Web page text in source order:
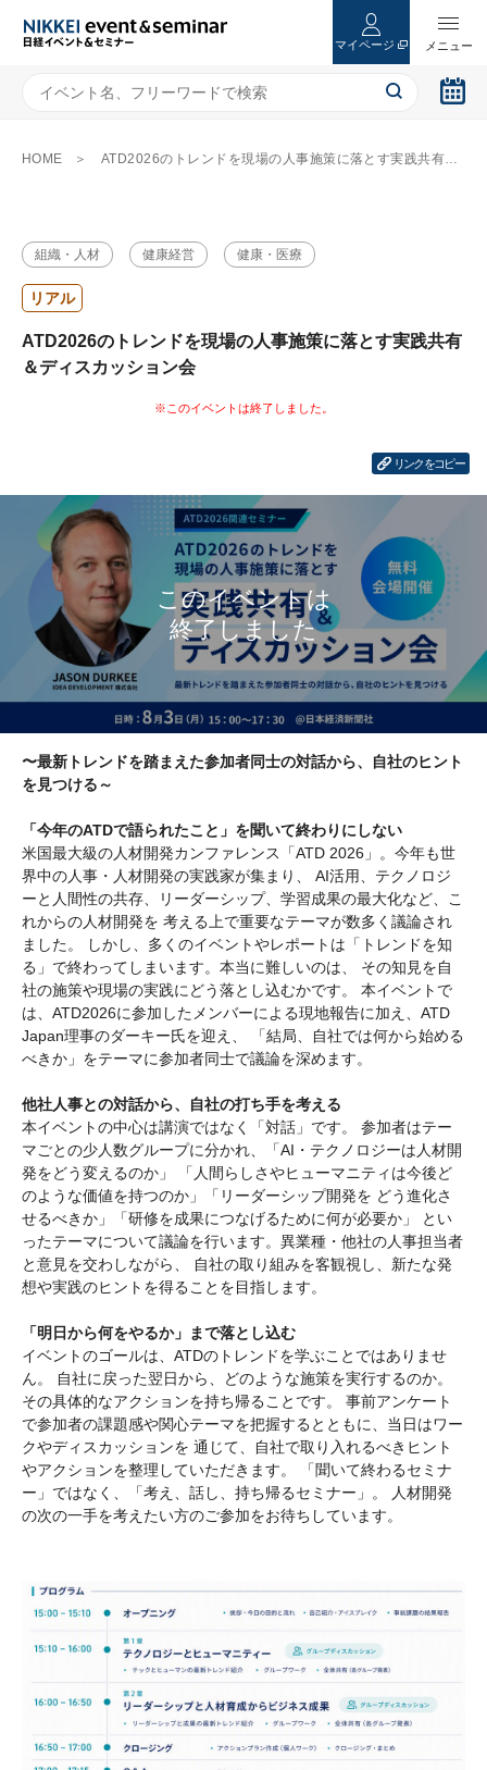
マイページ
HOME ATD2026のトレンドを現場の人事施策に落とす実践共有＆ディスカッション会
組織・人材 健康経営 健康・医療
リアル
ATD2026のトレンドを現場の人事施策に落とす実践共有
＆ディスカッション会
リンクをコピー
〜最新トレンドを踏まえた参加者同士の対話から、自社のヒント
を見つける～
「今年のATDで語られたこと」を聞いて終わりにしない
米国最大級の人材開発カンファレンス「ATD 2026」。今年も世
界中の人事・人材開発の実践家が集まり、 AI活用、テクノロジ
ーと人間性の共存、リーダーシップ、学習成果の最大化など、こ
れからの人材開発を 考える上で重要なテーマが数多く議論され
ました。 しかし、多くのイベントやレポートは「トレンドを知
る」で終わってしまいます。本当に難しいのは、 その知見を自
社の施策や現場の実践にどう落とし込むかです。 本イベントで
は、ATD2026に参加したメンバーによる現地報告に加え、ATD
Japan理事のダーキー氏を迎え、 「結局、自社では何から始める
べきか」をテーマに参加者同士で議論を深めます。
他社人事との対話から、自社の打ち手を考える
本イベントの中心は講演ではなく「対話」です。 参加者はテー
マごとの少人数グループに分かれ、「AI・テクノロジーは人材開
発をどう変えるのか」 「人間らしさやヒューマニティは今後ど
のような価値を持つのか」「リーダーシップ開発を どう進化さ
せるべきか」「研修を成果につなげるために何が必要か」 とい
ったテーマについて議論を行います。異業種・他社の人事担当者
と意見を交わしながら、 自社の取り組みを客観視し、新たな発
想や実践のヒントを得ることを目指します。
「明日から何をやるか」まで落とし込む
イベントのゴールは、ATDのトレンドを学ぶことではありませ
ん。 自社に戻った翌日から、どのような施策を実行するのか。
その具体的なアクションを持ち帰ることです。 事前アンケート
で参加者の課題感や関心テーマを把握するとともに、当日はワー
クやディスカッションを 通じて、自社で取り入れるべきヒント
やアクションを整理していただきます。 「聞いて終わるセミナ
ー」ではなく、「考え、話し、持ち帰るセミナー」。 人材開発
の次の一手を考えたい方のご参加をお待ちしています。